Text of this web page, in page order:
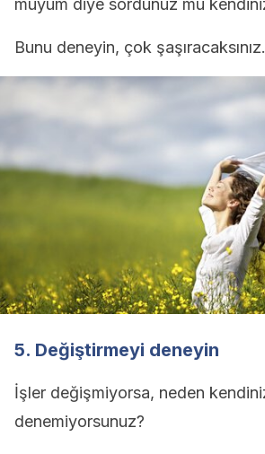
muyum diye sordunuz mu
Bunu deneyin, çok şaşıracaksınız.
5. Değiştirmeyi deneyin
İşler değişmiyorsa, neden
denemiyorsunuz?